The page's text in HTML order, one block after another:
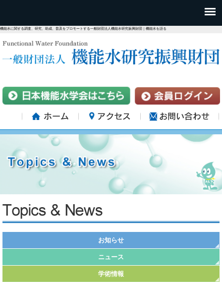
機能水に関する調査、研究、助成、普及をプロモートする一般財団法人機能水研究振興財団｜機能水を語る
お知らせ
ニュース
学術情報